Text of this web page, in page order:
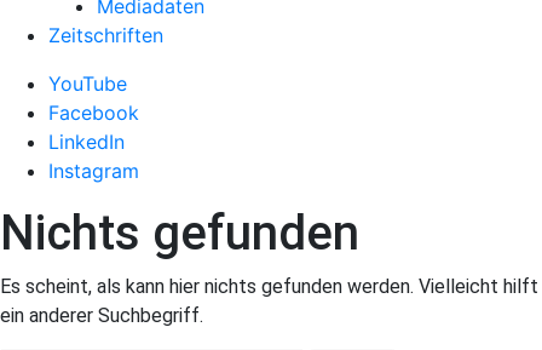
Mediadaten
Zeitschriften
YouTube
Facebook
LinkedIn
Instagram
Nichts gefunden
Es scheint, als kann hier nichts gefunden werden. Vielleicht hilft
ein anderer Suchbegriff.